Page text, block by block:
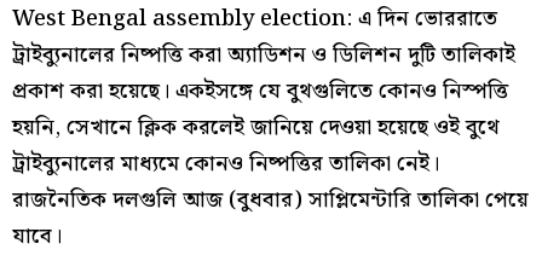
West Bengal assembly election: এ দিন ভোররাতে
ট্রাইব্যুনালের নিষ্পত্তি করা অ্যাডিশন ও ডিলিশন দুটি তালিকাই
প্রকাশ করা হয়েছে। একইসঙ্গে যে বুথগুলিতে কোনও নিস্পত্তি
হয়নি, সেখানে ক্লিক করলেই জানিয়ে দেওয়া হয়েছে ওই বুথে
ট্রাইব্যুনালের মাধ্যমে কোনও নিষ্পত্তির তালিকা নেই।
রাজনৈতিক দলগুলি আজ (বুধবার) সাপ্লিমেন্টারি তালিকা পেয়ে
যাবে।